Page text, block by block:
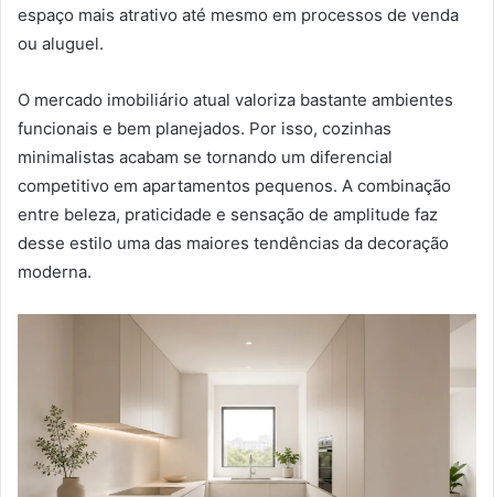
espaço mais atrativo até mesmo em processos de venda
ou aluguel.
O mercado imobiliário atual valoriza bastante ambientes
funcionais e bem planejados. Por isso, cozinhas
minimalistas acabam se tornando um diferencial
competitivo em apartamentos pequenos. A combinação
entre beleza, praticidade e sensação de amplitude faz
desse estilo uma das maiores tendências da decoração
moderna.